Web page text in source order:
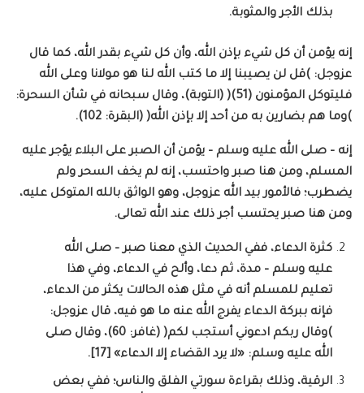
بذلك الأجر والمثوبة.
إنه يؤمن أن كل شيء بإذن الله، وأن كل شيء بقدر الله، كما قال
عزوجل: )قل لن يصيبنا إلا ما كتب الله لنا هو مولانا وعلى الله
فليتوكل المؤمنون (51)( (التوبة)، وقال سبحانه في شأن السحرة:
)وما هم بضارين به من أحد إلا بإذن الله( (البقرة: 102).
إنه – صلى الله عليه وسلم – يؤمن أن الصبر على البلاء يؤجر عليه
المسلم، ومن هنا صبر واحتسب، إنه لم يخف السحر ولم
يضطرب؛ فالأمور بيد الله عزوجل، وهو الواثق بالله المتوكل عليه،
ومن هنا صبر يحتسب أجر ذلك عند الله تعالى.
كثرة الدعاء، ففي الحديث الذي معنا صبر – صلى الله
عليه وسلم – مدة، ثم دعا، وألح في الدعاء، وفي هذا
تعليم للمسلم أنه في مثل هذه الحالات يكثر من الدعاء،
فإنه ببركة الدعاء يفرج الله عنه ما هو فيه، قال عزوجل:
)وقال ربكم ادعوني أستجب لكم( (غافر: 60)، وقال صلى
الله عليه وسلم: «لا يرد القضاء إلا الدعاء» [17].
الرقية، وذلك بقراءة سورتي الفلق والناس؛ ففي بعض